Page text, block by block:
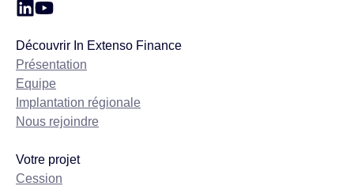
Découvrir In Extenso Finance
Présentation
Equipe
Implantation régionale
Nous rejoindre
Votre projet
Cession